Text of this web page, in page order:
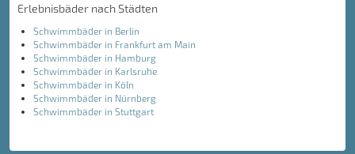
Erlebnisbäder nach Städten
Schwimmbäder in Berlin
Schwimmbäder in Frankfurt am Main
Schwimmbäder in Hamburg
Schwimmbäder in Karlsruhe
Schwimmbäder in Köln
Schwimmbäder in Nürnberg
Schwimmbäder in Stuttgart